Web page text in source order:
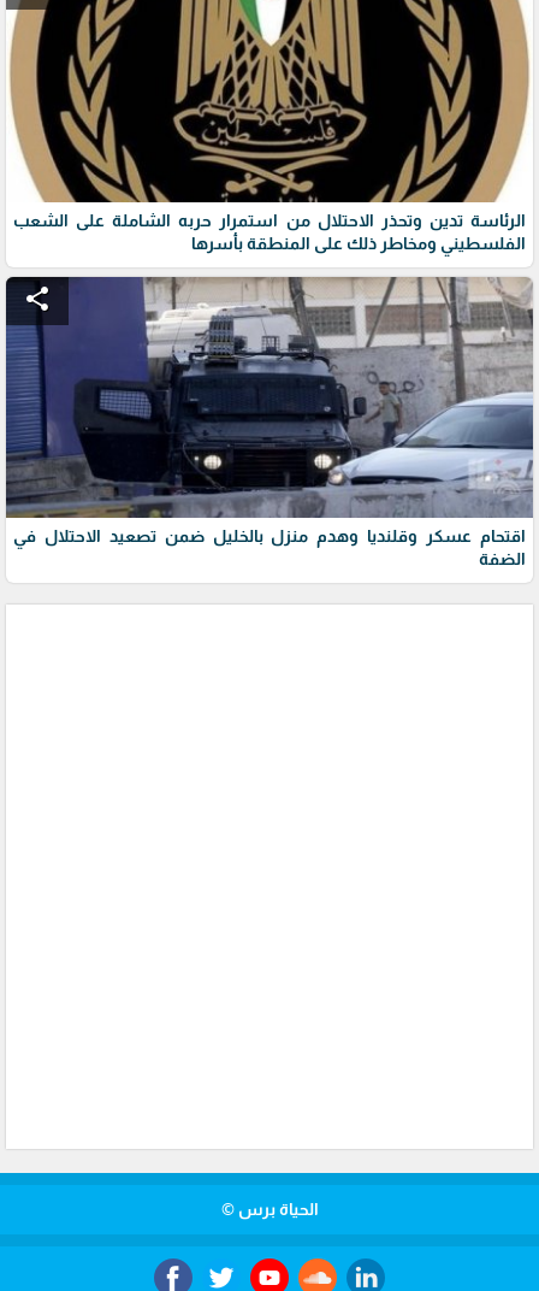
الرئاسة تدين وتحذر الاحتلال من استمرار حربه الشاملة على الشعب
الفلسطيني ومخاطر ذلك على المنطقة بأسرها
share
اقتحام عسكر وقلنديا وهدم منزل بالخليل ضمن تصعيد الاحتلال في
الضفة
الحياة برس ©